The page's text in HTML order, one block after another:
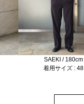
SAEKI / 180cm
着用サイズ : 48